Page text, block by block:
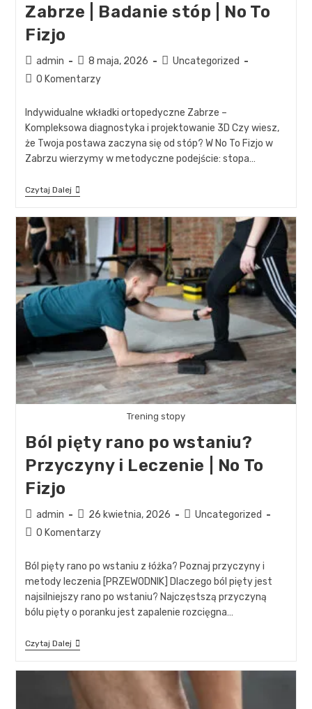
Zabrze | Badanie stóp | No To
Fizjo
admin 8 maja, 2026
Uncategorized
0 Komentarzy
Indywidualne wkładki ortopedyczne Zabrze –
Kompleksowa diagnostyka i projektowanie 3D Czy wiesz,
że Twoja postawa zaczyna się od stóp? W No To Fizjo w
Zabrzu wierzymy w metodyczne podejście: stopa…
Czytaj Dalej
Trening stopy
Ból pięty rano po wstaniu?
Przyczyny i Leczenie | No To
Fizjo
admin 26 kwietnia, 2026
Uncategorized
0 Komentarzy
Ból pięty rano po wstaniu z łóżka? Poznaj przyczyny i
metody leczenia [PRZEWODNIK] Dlaczego ból pięty jest
najsilniejszy rano po wstaniu? Najczęstszą przyczyną
bólu pięty o poranku jest zapalenie rozcięgna…
Czytaj Dalej